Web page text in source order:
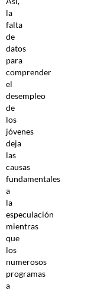
la
falta
de
datos
para
comprender
el
desempleo
de
los
jóvenes
deja
las
causas
fundamentales
a
la
especulación
mientras
que
los
numerosos
programas
a